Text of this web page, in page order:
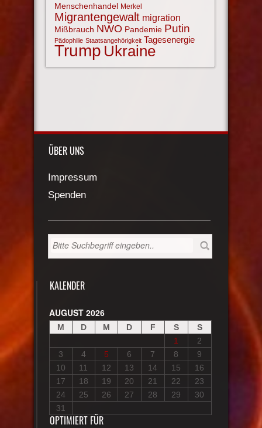
Menschenhandel Merkel
Migrantengewalt migration
Mißbrauch NWO Pandemie Putin
Pädophilie Staatsangehörigkeit Tagesenergie
Trump Ukraine
ÜBER UNS
Impressum
Spenden
KALENDER
AUGUST 2026
M D M D F S
S
1
2
3
4 5 6 7 8
9
10
11 12 13 14 15
16
17
18 19 20 21 22
23
24
25 26 27 28 29
30
31
OPTIMIERT FÜR